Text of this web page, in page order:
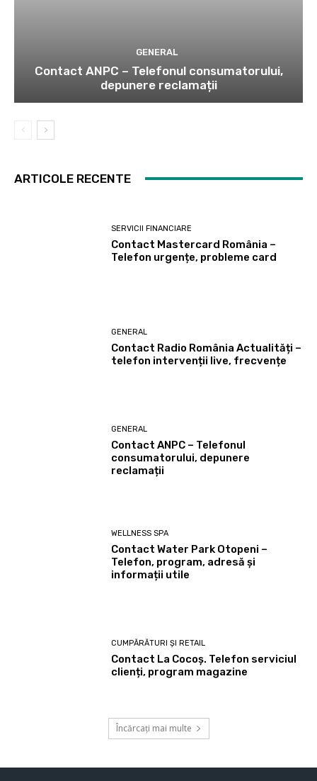
GENERAL
Contact ANPC – Telefonul consumatorului,
depunere reclamații
ARTICOLE RECENTE
SERVICII FINANCIARE
Contact Mastercard România –
Telefon urgențe, probleme card
GENERAL
Contact Radio România Actualități –
telefon intervenții live, frecvențe
GENERAL
Contact ANPC – Telefonul
consumatorului, depunere
reclamații
WELLNESS SPA
Contact Water Park Otopeni –
Telefon, program, adresă și
informații utile
CUMPĂRĂTURI ȘI RETAIL
Contact La Cocoș. Telefon serviciul
clienți, program magazine
Încărcați mai multe